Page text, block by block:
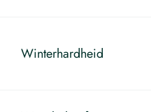
Winterhardheid